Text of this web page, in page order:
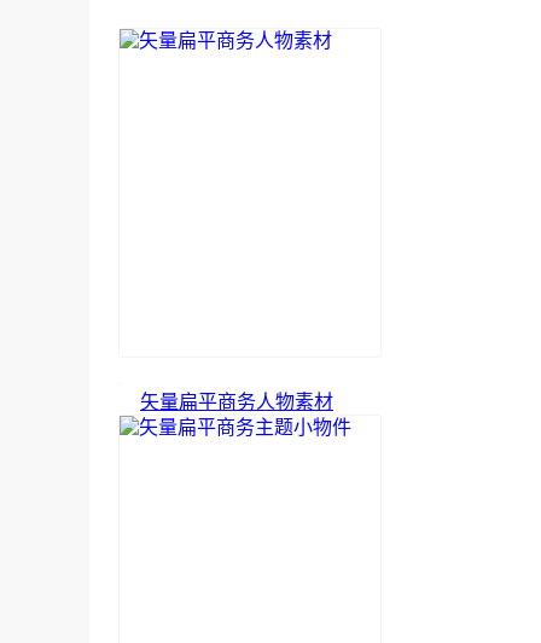
矢量扁平商务人物素材